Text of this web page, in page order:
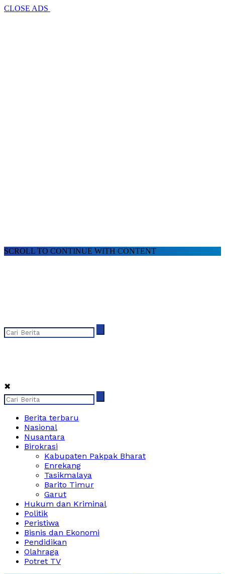
CLOSE ADS
SCROLL TO CONTINUE WITH CONTENT
✖
Berita terbaru
Nasional
Nusantara
Birokrasi
Kabupaten Pakpak Bharat
Enrekang
Tasikmalaya
Barito Timur
Garut
Hukum dan Kriminal
Politik
Peristiwa
Bisnis dan Ekonomi
Pendidikan
Olahraga
Potret TV